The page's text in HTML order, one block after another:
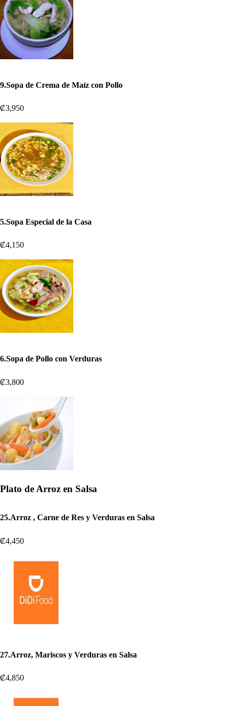
9.Sopa de Crema de Maíz con Pollo
₡3,950
5.Sopa Especial de la Casa
₡4,150
6.Sopa de Pollo con Verduras
₡3,800
Plato de Arroz en Salsa
25.Arroz , Carne de Res y Verduras en Salsa
₡4,450
27.Arroz, Mariscos y Verduras en Salsa
₡4,850